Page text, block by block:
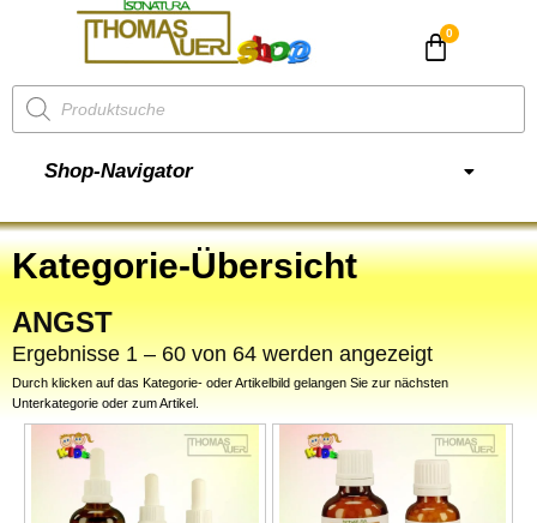
Shop-Navigator
Kategorie-Übersicht
ANGST
Ergebnisse 1 – 60 von 64 werden angezeigt
Durch klicken auf das Kategorie- oder Artikelbild gelangen Sie zur nächsten
Unterkategorie oder zum Artikel.